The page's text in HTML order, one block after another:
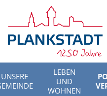
UNSERE
LEBEN
UND
WOHNEN